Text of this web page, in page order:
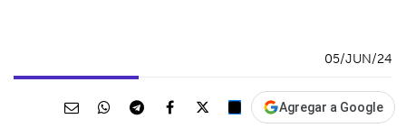
05/JUN/24
Agregar a Google